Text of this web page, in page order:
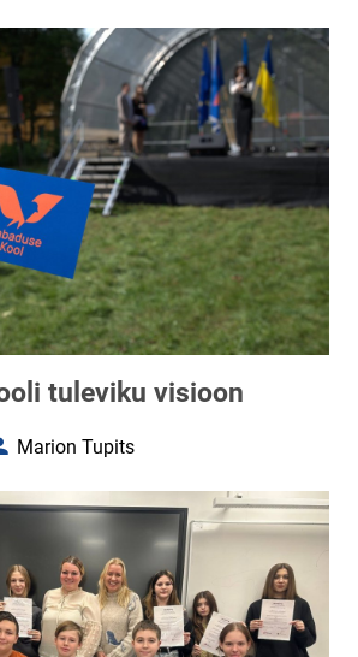
tuleviku visioon
Marion Tupits